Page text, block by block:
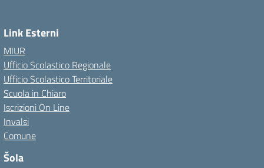
Link Esterni
MIUR
Ufficio Scolastico Regionale
Ufficio Scolastico Territoriale
Scuola in Chiaro
Iscrizioni On Line
Invalsi
Comune
Šola